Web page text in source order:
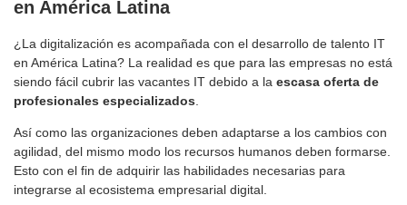
en América Latina
¿La digitalización es acompañada con el desarrollo de talento IT
en América Latina? La realidad es que para las empresas no está
siendo fácil cubrir las vacantes IT debido a la escasa oferta de
profesionales especializados
Así como las organizaciones deben adaptarse a los cambios con
agilidad, del mismo modo los recursos humanos deben formarse.
Esto con el fin de adquirir las habilidades necesarias para
integrarse al ecosistema empresarial digital.